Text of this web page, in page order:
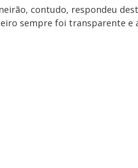
contudo, respondeu
sempre foi transparente e